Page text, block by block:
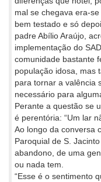
mal se chegava era-
bem testado e só
padre Abílio Araújo,
implementação do
comunidade bastante
população idosa, mas
para tornar a valência
necessário para
Perante a questão se
é perentória: “Um lar
Ao longo da conversa
Paroquial de S.
abandono, de uma
ou nada tem.
“Esse é o sentimento